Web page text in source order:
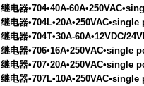
继电器•704•40A-
继电器•704L•20A•250VAC•single
继电器•704T•30A-60A•12VDC/
继电器•706•16A•250VAC•single
继电器•707•20A•250VAC•single
继电器•707L•10A•250VAC•single